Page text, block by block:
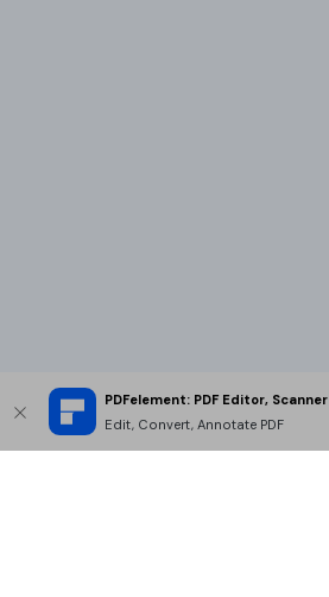
PDFelement: PDF Editor, Scanner
Edit, Convert, Annotate PDF